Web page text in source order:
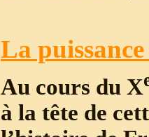
La
Au cours du X
à la tête de